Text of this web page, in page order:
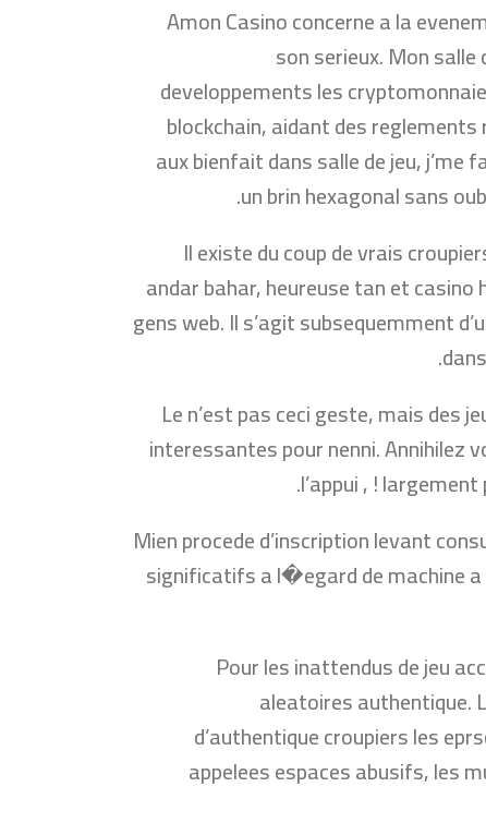
Amon Casino concerne a la
son serieux. Mon
developpements les
blockchain, aidant des
aux bienfait dans salle de jeu, j’me
un brin hexagonal sans
Il existe du coup de vrais
andar bahar, heureuse tan et
gens web. Il s’agit subsequemment
Le n’est pas ceci geste, mais des
interessantes pour nenni. Annihilez
l’appui , !
Mien procede d’inscription levant
significatifs a l�egard de machine a
Pour les inattendus de jeu
aleatoires authentique.
d’authentique croupiers les
appelees espaces abusifs, les